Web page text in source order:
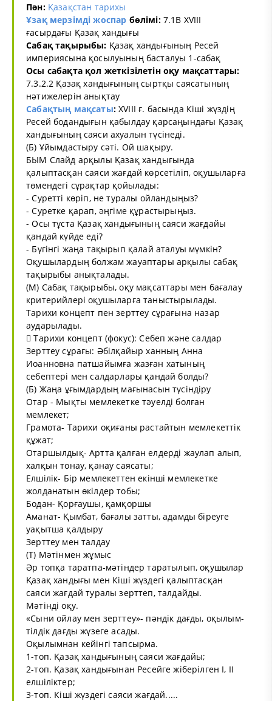
Пән: Қазақстан тарихы
Ұзақ мерзімді жоспар бөлімі:7.1B XVIII
ғасырдағы Қазақ хандығы
Сабақ тақырыбы: Қазақ хандығының Ресей
империясына қосылуының басталуы 1-сабақ
Осы сабақта қол жеткізілетін оқу мақсаттары:
7.3.2.2 Қазақ хандығының сыртқы саясатының
нәтижелерін анықтау
Сабақтың мақсаты:XVIII ғ. басында Кіші жүздің
Ресей бодандығын қабылдау қарсаңындағы Қазақ
хандығының саяси ахуалын түсінеді.
(Б) Ұйымдастыру сәті. Ой шақыру.
БЫМ Слайд арқылы Қазақ хандығында
қалыптасқан саяси жағдай көрсетіліп, оқушыларға
төмендегі сұрақтар қойылады:
- Суретті көріп, не туралы ойландыңыз?
- Суретке қарап, әңгіме құрастырыңыз.
- Осы тұста Қазақ хандығының саяси жағдайы
қандай күйде еді?
- Бүгінгі жаңа тақырып қалай аталуы мүмкін?
Оқушылардың болжам жауаптары арқылы сабақ
тақырыбы анықталады.
(М) Сабақ тақырыбы, оқу мақсаттары мен бағалау
критерийлері оқушыларға таныстырылады.
Тарихи концепт пен зерттеу сұрағына назар
аударылады.
 Тарихи концепт (фокус): Себеп және салдар
Зерттеу сұрағы: Әбілқайыр ханның Анна
Иоанновна патшайымға жазған хатының
себептері мен салдарлары қандай болды?
(Б) Жаңа ұғымдардың мағынасын түсіндіру
Отар - Мықты мемлекетке тәуелді болған
мемлекет;
Грамота- Тарихи оқиғаны растайтын мемлекеттік
құжат;
Отаршылдық- Артта қалған елдерді жаулап алып,
халқын тонау, қанау саясаты;
Елшілік- Бір мемлекеттен екінші мемлекетке
жолданатын өкілдер тобы;
Бодан- Қорғаушы, қамқоршы
Аманат- Қымбат, бағалы затты, адамды біреуге
уақытша қалдыру
Зерттеу мен талдау
(Т) Мәтінмен жұмыс
Әр топқа таратпа-мәтіндер таратылып, оқушылар
Қазақ хандығы мен Кіші жүздегі қалыптасқан
саяси жағдай туралы зерттеп, талдайды.
Мәтінді оқу.
«Сыни ойлау мен зерттеу»- пәндік дағды, оқылым-
тілдік дағды жүзеге асады.
Оқылымнан кейінгі тапсырма.
1-топ. Қазақ хандығының саяси жағдайы;
2-топ. Қазақ хандығынан Ресейге жіберілген I, II
елшіліктер;
3-топ. Кіші жүздегі саяси жағдай.....